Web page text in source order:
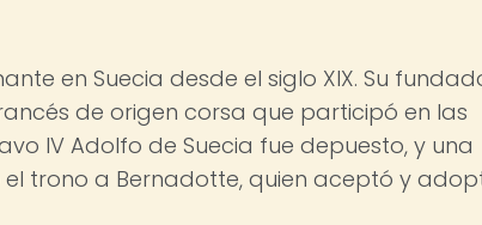
en Suecia desde el siglo XIX. Su
de origen corsa que participó en las
IV Adolfo de Suecia fue depuesto, y una
trono a Bernadotte, quien aceptó y